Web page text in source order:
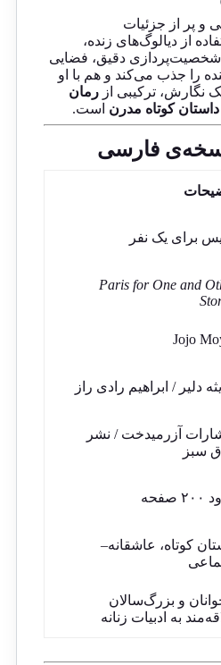
و پر از جزئیات
از دیالوگ‌های زنده،
دقیق، فضایی
را جذب می‌کند و هم با او
نگارش، ترکیبی از رمان
داستان کوتاه مدرن است.
فارسی
برای یک نفر
Paris for One and
Jojo
دلیر / ابراهیم رادی راز
آزرمیدخت / نشر
سبز
صفحه
کوتاه، عاشقانه–
و بزرگ‌سالان
به ادبیات زنانه